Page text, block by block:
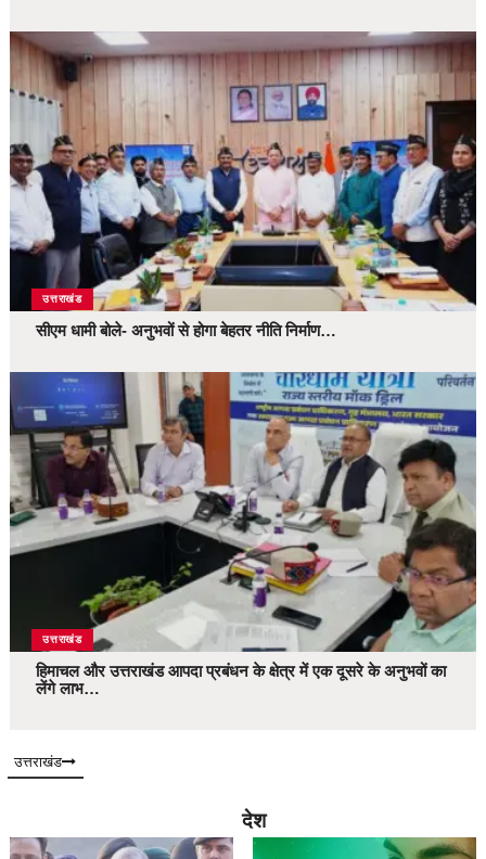
उत्तराखंड
सीएम धामी बोले- अनुभवों से होगा बेहतर नीति निर्माण…
उत्तराखंड
हिमाचल और उत्तराखंड आपदा प्रबंधन के क्षेत्र में एक दूसरे के अनुभवों का
लेंगे लाभ…
उत्तराखंड
देश